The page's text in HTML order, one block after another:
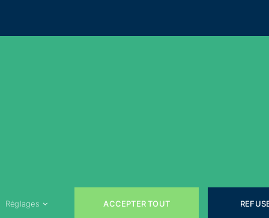
Réglages ACCEPTER TOUT